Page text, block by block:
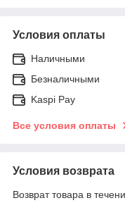
Условия оплаты
Наличными
Безналичными
Kaspi Pay
Все условия оплаты
Условия возврата
Возврат товара в